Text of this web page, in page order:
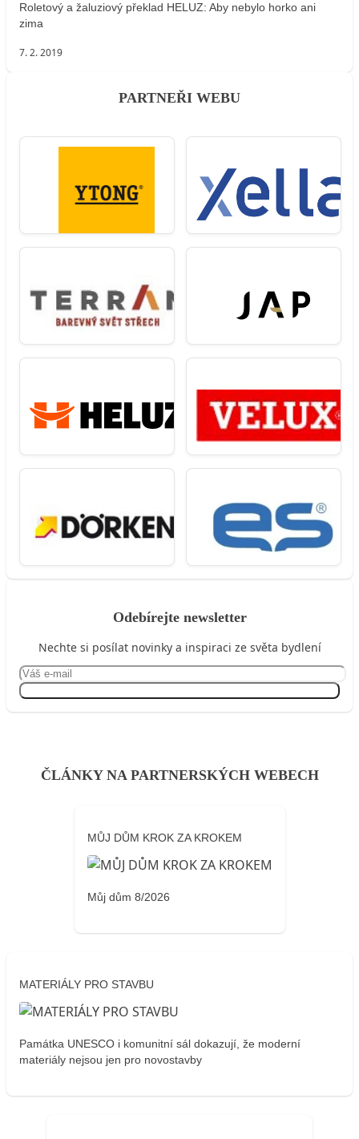
Roletový a žaluziový překlad HELUZ: Aby nebylo horko ani
zima
7. 2. 2019
PARTNEŘI WEBU
Odebírejte newsletter
Nechte si posílat novinky a inspiraci ze světa bydlení
ČLÁNKY NA PARTNERSKÝCH WEBECH
MŮJ DŮM KROK ZA KROKEM
Můj dům 8/2026
MATERIÁLY PRO STAVBU
Památka UNESCO i komunitní sál dokazují, že moderní
materiály nejsou jen pro novostavby